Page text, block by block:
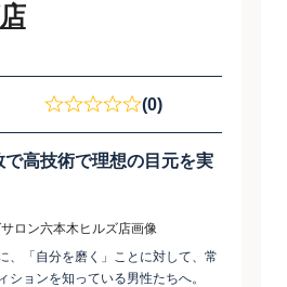
(0)
高技術で理想の目元を実
、「自分を磨く」ことに対して、常
ションを知っている男性たちへ。